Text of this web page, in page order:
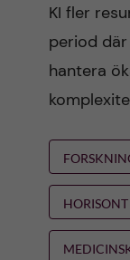
KI fler
period
hantera